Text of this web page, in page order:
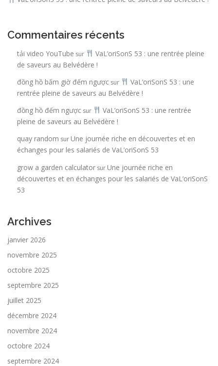
Commentaires récents
tải video YouTube sur
VaL’oriSonS 53 : une rentrée pleine
de saveurs au Belvédère !
đồng hồ bấm giờ đếm ngược sur
VaL’oriSonS 53 : une
rentrée pleine de saveurs au Belvédère !
đồng hồ đếm ngược sur
VaL’oriSonS 53 : une rentrée
pleine de saveurs au Belvédère !
quay random surUne journée riche en découvertes et en
échanges pour les salariés de VaL’oriSonS 53
grow a garden calculator surUne journée riche en
découvertes et en échanges pour les salariés de VaL’oriSonS
53
Archives
janvier 2026
novembre 2025
octobre 2025
septembre 2025
juillet 2025
décembre 2024
novembre 2024
octobre 2024
septembre 2024